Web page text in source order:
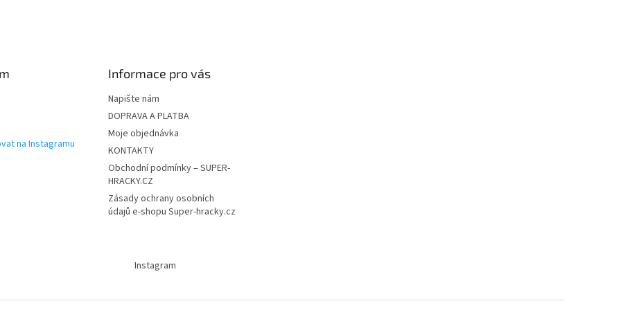
na Instagramu
Informace pro vás
Napište nám
DOPRAVA A PLATBA
Moje objednávka
KONTAKTY
Obchodní podmínky – SUPER-
HRACKY.CZ
Zásady ochrany osobních
údajů e-shopu Super-hracky.cz
Instagram